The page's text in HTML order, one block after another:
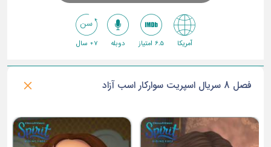
آمریکا 6.5 امتیاز دوبله 7+ سال
فصل 8 سریال اسپریت سوارکار اسب آزاد